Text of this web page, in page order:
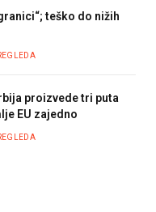
teško do nižih
proizvede tri puta
EU zajedno